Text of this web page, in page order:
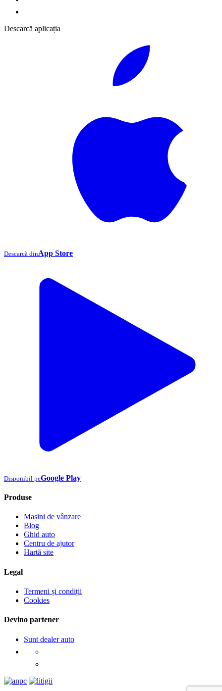
Descarcă aplicația
Descarcă dinApp Store
Disponibil peGoogle Play
Produse
Mașini de vânzare
Blog
Ghid auto
Centru de ajutor
Hartă site
Legal
Termeni și condiții
Cookies
Devino partener
Sunt dealer auto